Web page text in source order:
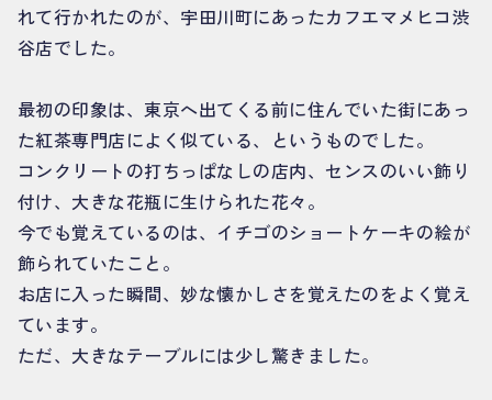
れて行かれたのが、宇田川町にあったカフエマメヒコ渋
谷店でした。
最初の印象は、東京へ出てくる前に住んでいた街にあっ
た紅茶専門店によく似ている、というものでした。
コンクリートの打ちっぱなしの店内、センスのいい飾り
付け、大きな花瓶に生けられた花々。
今でも覚えているのは、イチゴのショートケーキの絵が
飾られていたこと。
お店に入った瞬間、妙な懐かしさを覚えたのをよく覚え
ています。
ただ、大きなテーブルには少し驚きました。